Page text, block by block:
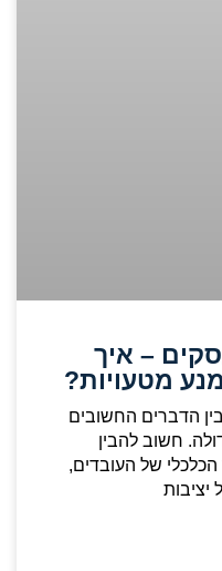
– איך
מטעויות?
הדברים החשובים
חשוב להבין
של העובדים,